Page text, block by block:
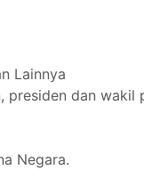
Lainnya
presiden dan
Negara.